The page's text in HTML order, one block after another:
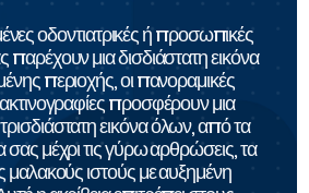
οδοντιατρικές ή προσωπικές
παρέχουν μια δισδιάστατη εικόνα
περιοχής, οι πανοραμικές
ακτινογραφίες προσφέρουν μια
εικόνα όλων, από τα
σας μέχρι τις γύρω αρθρώσεις, τα
μαλακούς ιστούς με αυξημένη